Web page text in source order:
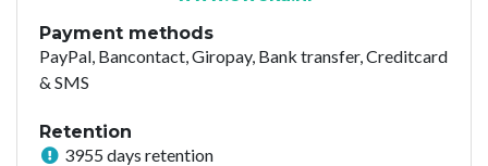
Payment methods
PayPal, Bancontact, Giropay, Bank transfer, Creditcard
& SMS
Retention
3955 days retention